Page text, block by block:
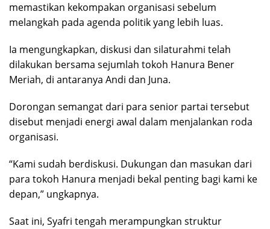
memastikan kekompakan organisasi sebelum
melangkah pada agenda politik yang lebih luas.
Ia mengungkapkan, diskusi dan silaturahmi telah
dilakukan bersama sejumlah tokoh Hanura Bener
Meriah, di antaranya Andi dan Juna.
Dorongan semangat dari para senior partai tersebut
disebut menjadi energi awal dalam menjalankan roda
organisasi.
“Kami sudah berdiskusi. Dukungan dan masukan dari
para tokoh Hanura menjadi bekal penting bagi kami ke
depan,” ungkapnya.
Saat ini, Syafri tengah merampungkan struktur